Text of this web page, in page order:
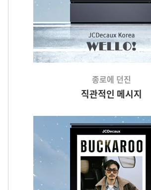
종로에 던진
직관적인 메시지